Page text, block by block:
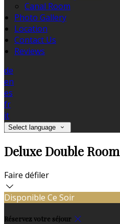
Canal Room
Photo Gallery
Location
Contact Us
Reviews
de
en
es
fr
it
Select language
Deluxe Double Room
Faire défiler
Disponible Ce Soir
Réservez votre séjour